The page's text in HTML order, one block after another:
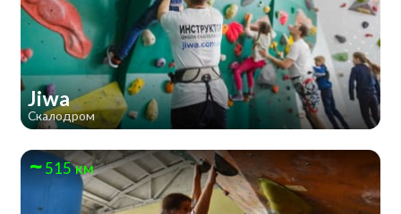
Jiwa
Скалодром
515 км